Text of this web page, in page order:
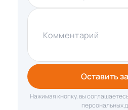
Комментарий
Оставить
Нажимая кнопку, вы
персональных